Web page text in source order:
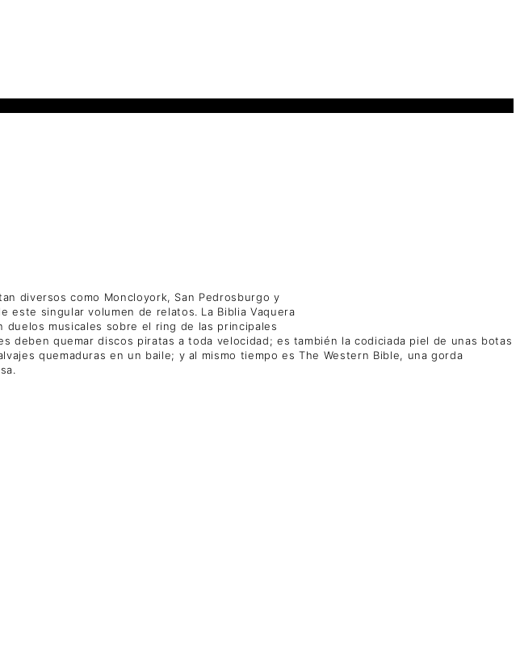
diversos como Moncloyork, San Pedrosburgo y
este singular volumen de relatos. La Biblia Vaquera
musicales sobre el ring de las principales
quemar discos piratas a toda velocidad; es también la codiciada piel de unas botas
quemaduras en un baile; y al mismo tiempo es The Western Bible, una gorda